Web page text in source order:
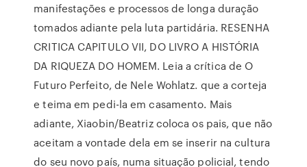
manifestações e processos de longa duração
tomados adiante pela luta partidária. RESENHA
CRITICA CAPITULO VII, DO LIVRO A HISTÓRIA
DA RIQUEZA DO HOMEM. Leia a crítica de O
Futuro Perfeito, de Nele Wohlatz. que a corteja
e teima em pedi-la em casamento. Mais
adiante, Xiaobin/Beatriz coloca os pais, que não
aceitam a vontade dela em se inserir na cultura
do seu novo país, numa situação policial, tendo